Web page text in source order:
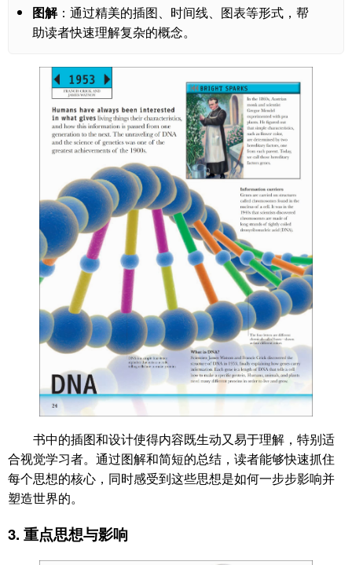
图解：通过精美的插图、时间线、图表等形式，帮
助读者快速理解复杂的概念。
书中的插图和设计使得内容既生动又易于理解，特别适
合视觉学习者。通过图解和简短的总结，读者能够快速抓住
每个思想的核心，同时感受到这些思想是如何一步步影响并
塑造世界的。
3. 重点思想与影响